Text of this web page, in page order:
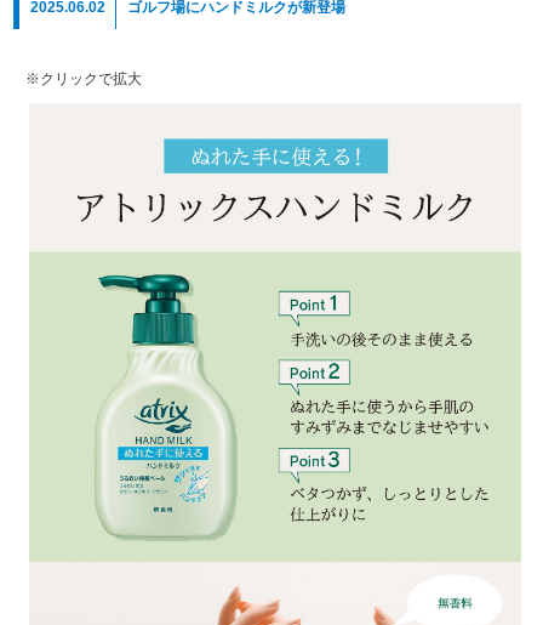
2025.06.02 ゴルフ場にハンドミルクが新登場
※クリックで拡大